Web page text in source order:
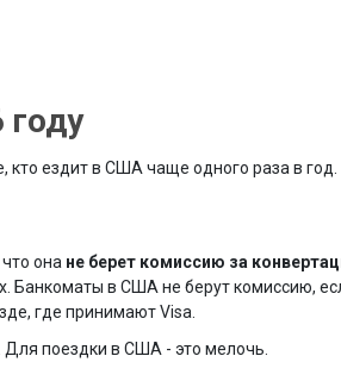
кто ездит в США чаще одного раза в год.
она не берет комиссию за
Банкоматы в США не берут комиссию,
где принимают Visa.
Для поездки в США - это мелочь.